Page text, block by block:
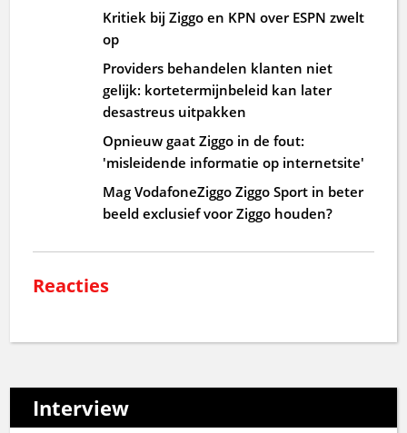
Kritiek bij Ziggo en KPN over ESPN zwelt
op
Providers behandelen klanten niet
gelijk: kortetermijnbeleid kan later
desastreus uitpakken
Opnieuw gaat Ziggo in de fout:
'misleidende informatie op internetsite'
Mag VodafoneZiggo Ziggo Sport in beter
beeld exclusief voor Ziggo houden?
Reacties
Interview